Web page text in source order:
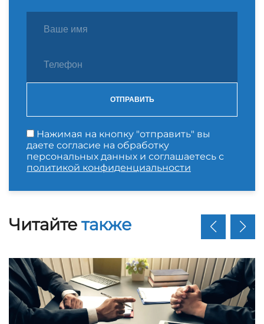
ОТПРАВИТЬ
Нажимая на кнопку "отправить" вы
даете согласие на обработку
персональных данных и соглашаетесь с
политикой конфиденциальности
Читайте также